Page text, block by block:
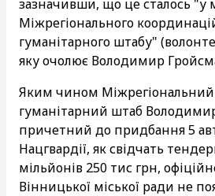
зазначивши, що це сталось "у
Міжрегіонального
гуманітарного штабу"
яку очолює Володимир
Яким чином
гуманітарний штаб
причетний до придбання 5
Нацгвардії, як свідчать
мільйонів 250 тис грн,
Вінницької міської ради не